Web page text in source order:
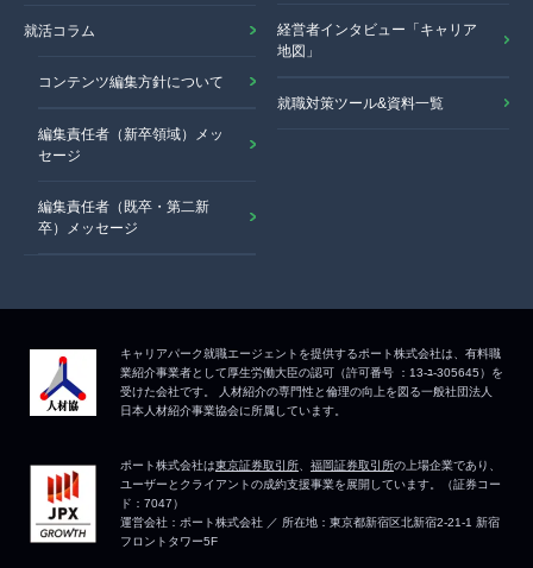
就活コラム
コンテンツ編集方針について
編集責任者（新卒領域）メッ
セージ
編集責任者（既卒・第二新
卒）メッセージ
経営者インタビュー「キャリア
地図」
就職対策ツール&資料一覧